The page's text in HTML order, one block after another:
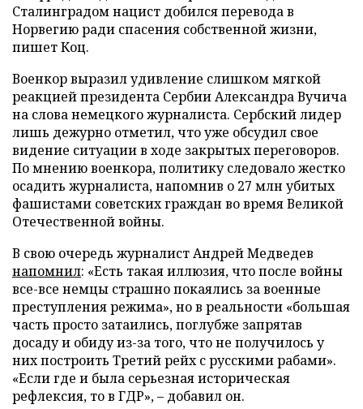
Сталинградом нацист добился перевода в
Норвегию ради спасения собственной жизни,
пишет Коц.
Военкор выразил удивление слишком мягкой
реакцией президента Сербии Александра Вучича
на слова немецкого журналиста. Сербский лидер
лишь дежурно отметил, что уже обсудил свое
видение ситуации в ходе закрытых переговоров.
По мнению военкора, политику следовало жестко
осадить журналиста, напомнив о 27 млн убитых
фашистами советских граждан во время Великой
Отечественной войны.
В свою очередь журналист Андрей Медведев
напомнил: «Есть такая иллюзия, что после войны
все-все немцы страшно покаялись за военные
преступления режима», но в реальности «большая
часть просто затаились, поглубже запрятав
досаду и обиду из-за того, что не получилось у
них построить Третий рейх с русскими рабами».
«Если где и была серьезная историческая
рефлексия, то в ГДР», – добавил он.